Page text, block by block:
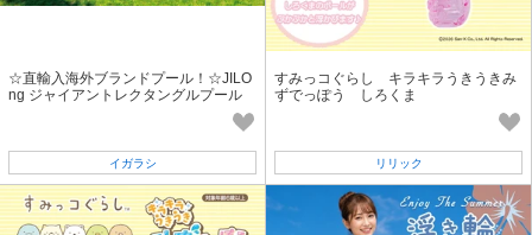
☆直輸入海外ブランドプール！☆JILO
ng ジャイアントレクタングルプール
イガラシ
すみっコぐらし キラキラうきうきみ
ずでっぽう しろくま
リリック